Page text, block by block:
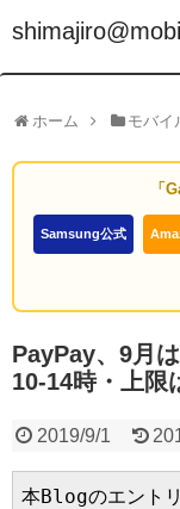
ホーム モバイ
「
Samsung公式
PayPay、9月
10-14時・上限
2019/9/1
本Blogのエント